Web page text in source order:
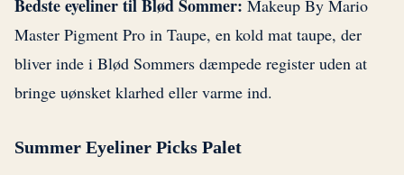
Bedste eyeliner til Blød Sommer: Makeup By Mario
Master Pigment Pro in Taupe, en kold mat taupe, der
bliver inde i Blød Sommers dæmpede register uden at
bringe uønsket klarhed eller varme ind.
Summer Eyeliner Picks Palet